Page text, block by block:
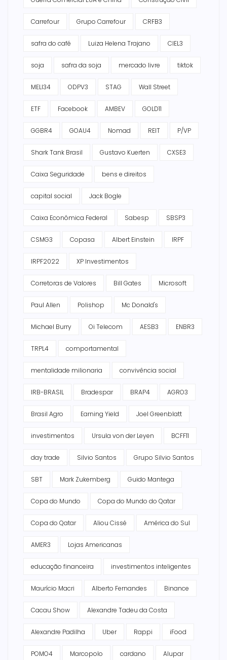
Carrefour Grupo Carrefour CRFB3
safra do café Luiza Helena Trajano CIEL3
soja safra da soja mercado livre tiktok
MELI34 ODPV3 STAG Wall Street
ETF Facebook AMBEV GOLD11
GGBR4 GOAU4 Nomad REIT P/VP
Shark Tank Brasil Gustavo Kuerten CXSE3
Caixa Seguridade bens e direitos
capital social Jack Bogle
Caixa Econômica Federal Sabesp SBSP3
CSMG3 Copasa Albert Einstein IRPF
IRPF2022 XP Investimentos
Corretoras de Valores Bill Gates Microsoft
Paul Allen Polishop Mc Donald's
Michael Burry Oi Telecom AESB3 ENBR3
TRPL4 comportamental
mentalidade milionaria convivência social
IRB-BRASIL Bradespar BRAP4 AGRO3
Brasil Agro Earning Yield Joel Greenblatt
investimentos Ursula von der Leyen BCFF11
day trade Silvio Santos Grupo Silvio Santos
SBT Mark Zukemberg Guido Mantega
Copa do Mundo Copa do Mundo do Qatar
Copa do Qatar Aliou Cissé América do Sul
AMER3 Lojas Americanas
educação financeira investimentos inteligentes
Maurício Macri Alberto Fernandes Binance
Cacau Show Alexandre Tadeu da Costa
Alexandre Padilha Uber Rappi iFood
POMO4 Marcopolo cardano Alupar